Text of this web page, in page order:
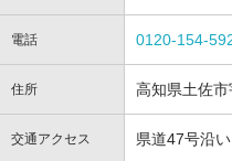
電話 0120-154-
住所 高知県土佐
交通アクセス 県道47号沿い